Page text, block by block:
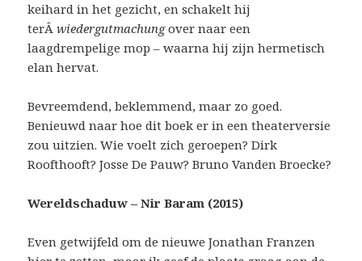
keihard in het gezicht, en schakelt hij
terÂwiedergutmachungover naar een
laagdrempelige mop – waarna hij zijn hermetisch
elan hervat.
Bevreemdend, beklemmend, maar zo goed.
Benieuwd naar hoe dit boek er in een theaterversie
zou uitzien. Wie voelt zich geroepen? Dirk
Roofthooft? Josse De Pauw? Bruno Vanden Broecke?
Wereldschaduw – Nir Baram (2015)
Even getwijfeld om de nieuwe Jonathan Franzen